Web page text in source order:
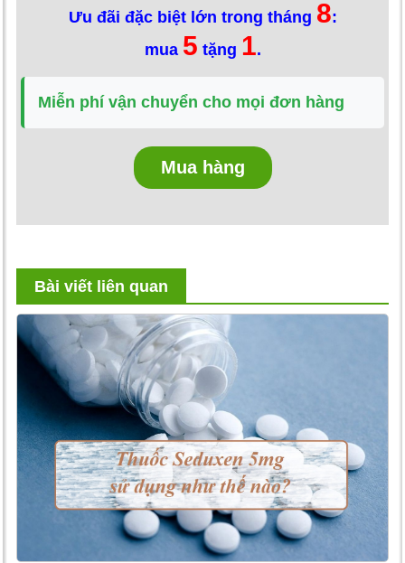
Ưu đãi đặc biệt lớn trong tháng 8:
mua 5 tặng 1.
Miễn phí vận chuyển cho mọi đơn hàng
Mua hàng
Bài viết liên quan